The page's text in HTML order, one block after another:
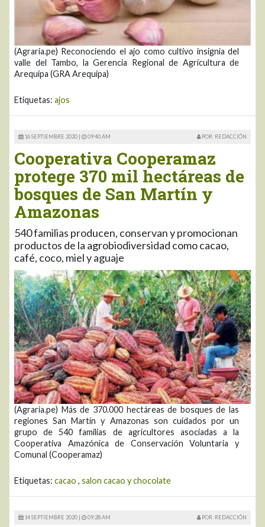
(Agraria.pe) Reconociendo el ajo como cultivo insignia del
valle del Tambo, la Gerencia Regional de Agricultura de
Arequipa (GRA Arequipa)
Etiquetas: ajos
16 SEPTIEMBRE 2020 | 09:40 AM POR: REDACCIÓN
Cooperativa Cooperamaz
protege 370 mil hectáreas de
bosques de San Martín y
Amazonas
540 familias producen, conservan y promocionan
productos de la agrobiodiversidad como cacao,
café, coco, miel y aguaje
(Agraria.pe) Más de 370.000 hectáreas de bosques de las
regiones San Martín y Amazonas son cuidados por un
grupo de 540 familias de agricultores asociadas a la
Cooperativa Amazónica de Conservación Voluntaria y
Comunal (Cooperamaz)
Etiquetas: cacao , salon cacao y chocolate
14 SEPTIEMBRE 2020 | 09:28 AM POR: REDACCIÓN